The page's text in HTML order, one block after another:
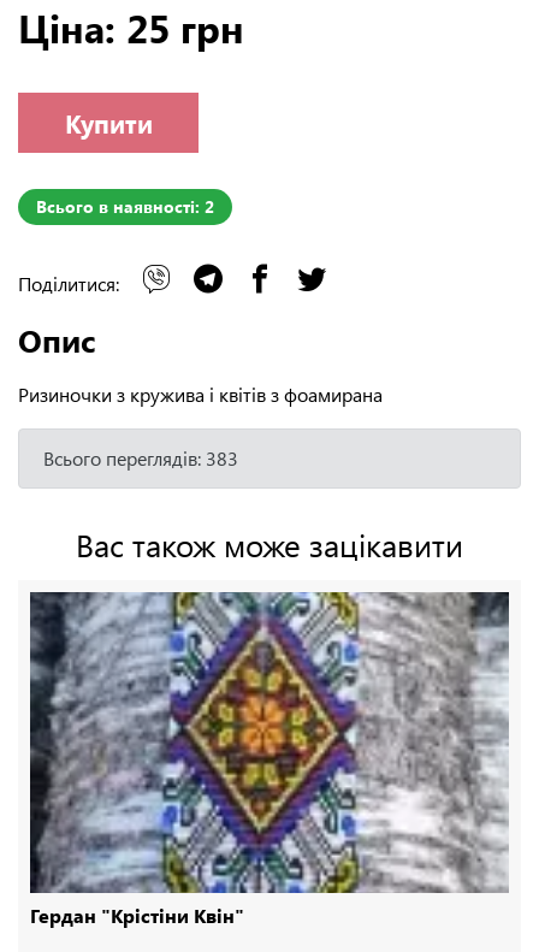
Ціна: 25 грн
Купити
Всього в наявності: 2
Поділитися:
Опис
Ризиночки з кружива і квітів з фоамирана
Всього переглядів: 383
Вас також може зацікавити
Гердан "Крістіни Квін"